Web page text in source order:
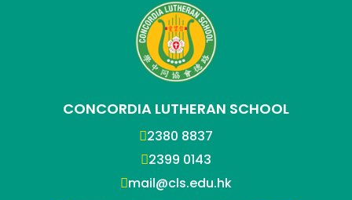
CONCORDIA LUTHERAN SCHOOL
2380 8837
2399 0143
mail@cls.edu.hk